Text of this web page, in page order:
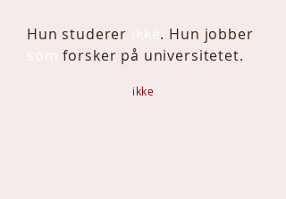
Hun studerer
. Hun jobber
somforsker på universitetet.
ikke